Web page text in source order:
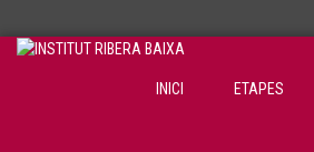
INICI ETAPES